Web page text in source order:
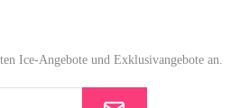
Ice-Angebote und Exklusivangebote an.